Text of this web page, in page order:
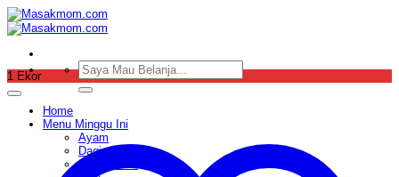
Skip
to
content
Pencarian
untuk:
Home
Menu Minggu Ini
Ayam
Daging
Sop & Soto
1 Ekor